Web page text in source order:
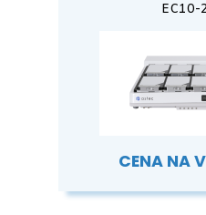
EC10-
CENA NA